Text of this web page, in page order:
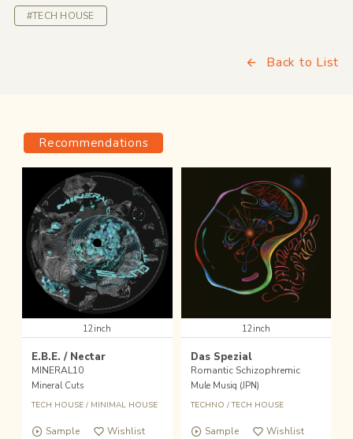
#TECH HOUSE
Back to List
Recommendations
12inch
E.B.E. / Nectar
MINERAL10
Mineral Cuts
TECH HOUSE/ MINIMAL HOUSE
Sample Wishlist
12inch
Das Spezial
Romantic Schizophremic
Mule Musiq (JPN)
TECHNO /TECH HOUSE
Sample Wishlist